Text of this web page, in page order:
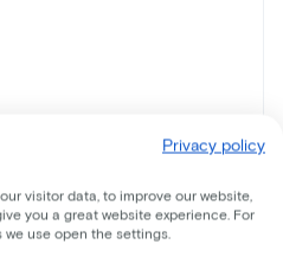
Privacy policy
visitor data, to improve our website,
you a great website experience. For
use open the settings.